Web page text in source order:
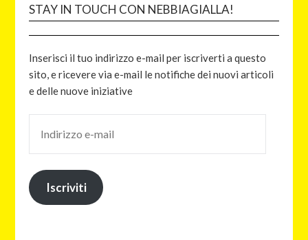
STAY IN TOUCH CON NEBBIAGIALLA!
Inserisci il tuo indirizzo e-mail per iscriverti a questo
sito, e ricevere via e-mail le notifiche dei nuovi articoli
e delle nuove iniziative
Iscriviti